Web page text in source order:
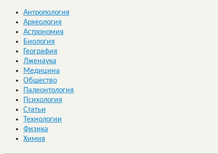
Антропология
Археология
Астрономия
Биология
География
Лженаука
Медицина
Общество
Палеонтология
Психология
Статьи
Технологии
Физика
Химия